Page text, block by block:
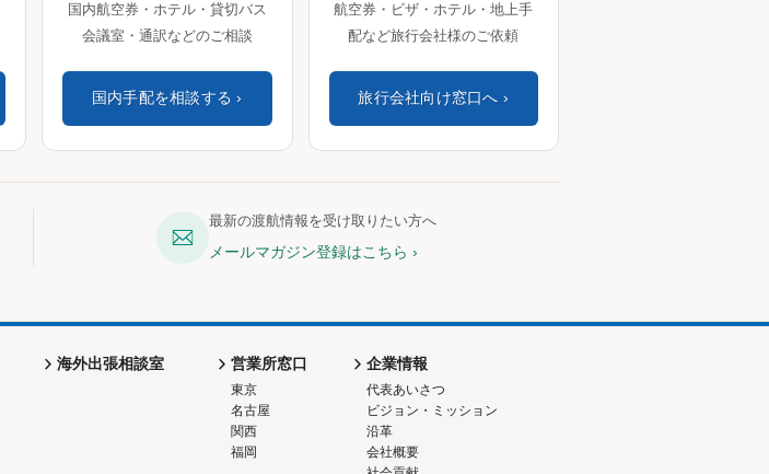
国内航空券・ホテル・貸切バス
会議室・通訳などのご相談
国内手配を相談する
航空券・ビザ・ホテル・地上手
配など旅行会社様のご依頼
旅行会社向け窓口へ
最新の渡航情報を受け取りたい方へ
メールマガジン登録はこちら
海外出張相談室 営業所窓口
東京
名古屋
関西
福岡
企業情報
代表あいさつ
ビジョン・ミッション
沿革
会社概要